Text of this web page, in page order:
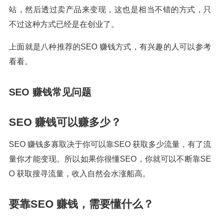
站，然后透过卖产品来变现，这也是相当不错的方式，只
不过这种方式已经是在创业了。
上面就是八种推荐的SEO 赚钱方式，有兴趣的人可以参考
看看。
SEO 赚钱常见问题
SEO 赚钱可以赚多少？
SEO 赚钱多寡取决于你可以靠SEO 获取多少流量，有了流
量你才能变现。所以如果你很懂SEO，你就可以不断靠SE
O 获取搜寻流量，收入自然会水涨船高。
要靠SEO 赚钱，需要懂什么？